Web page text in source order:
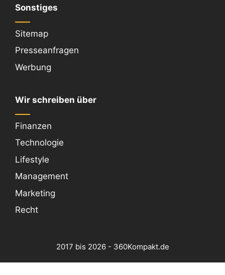
Sonstiges
Sitemap
Presseanfragen
Werbung
Wir schreiben über
Finanzen
Technologie
Lifestyle
Management
Marketing
Recht
2017 bis 2026 - 360Kompakt.de